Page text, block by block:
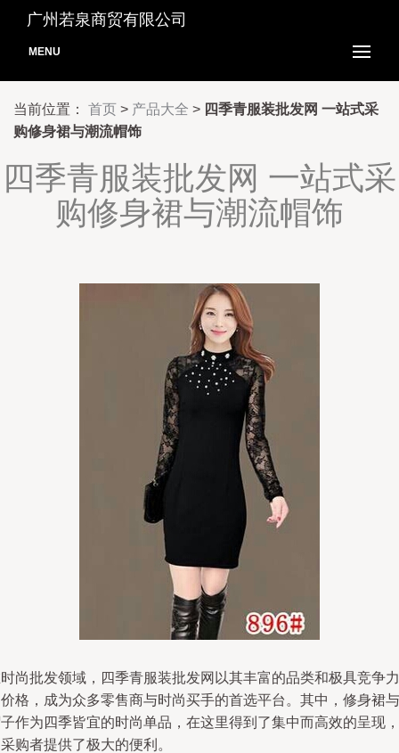
广州若泉商贸有限公司
MENU
当前位置： 首页 > 产品大全 > 四季青服装批发网 一站式采
购修身裙与潮流帽饰
四季青服装批发网 一站式采
购修身裙与潮流帽饰
尚批发领域，四季青服装批发网以其丰富的品类和极具竞争力
格，成为众多零售商与时尚买手的首选平台。其中，修身裙与
作为四季皆宜的时尚单品，在这里得到了集中而高效的呈现，
购者提供了极大的便利。